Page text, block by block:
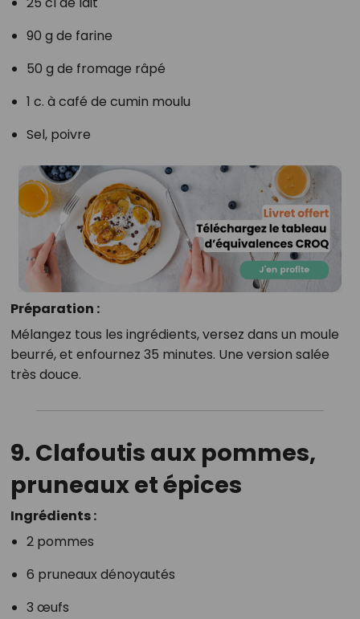
90 g de farine
50 g de fromage râpé
1 c. à café de cumin moulu
Sel, poivre
Préparation :
Mélangez tous les ingrédients, versez dans un moule
beurré, et enfournez 35 minutes. Une version salée
très douce.
9. Clafoutis aux pommes,
pruneaux et épices
Ingrédients :
2 pommes
6 pruneaux dénoyautés
3 œufs